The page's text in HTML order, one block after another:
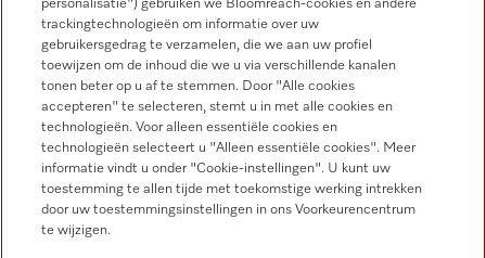
Disclaimer
Algemene voorwaarden en informatie
Privacybeleid
Gebruiksvoorwaarden
Toegankelijkheidsverklaring
personalisatie") gebruiken we Bloomreach-cookies en andere
trackingtechnologieën om informatie over uw
gebruikersgedrag te verzamelen, die we aan uw profiel
toewijzen om de inhoud die we u via verschillende kanalen
tonen beter op u af te stemmen. Door "Alle cookies
accepteren" te selecteren, stemt u in met alle cookies en
technologieën. Voor alleen essentiële cookies en
technologieën selecteert u "Alleen essentiële cookies". Meer
informatie vindt u onder "Cookie-instellingen". U kunt uw
toestemming te allen tijde met toekomstige werking intrekken
door uw toestemmingsinstellingen in ons Voorkeurencentrum
te wijzigen.